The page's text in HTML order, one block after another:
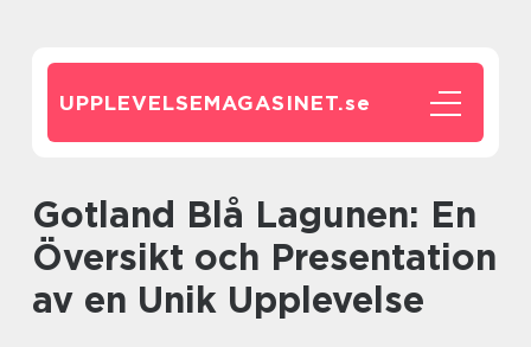
UPPLEVELSEMAGASINET.se
Gotland Blå Lagunen: En
Översikt och Presentation
av en Unik Upplevelse